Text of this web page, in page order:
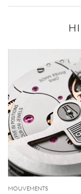
MOUVEMENTS